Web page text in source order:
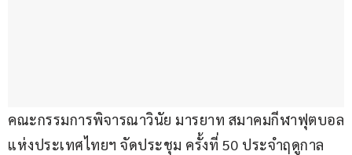
คณะกรรมการพิจารณาวินัย มารยาท สมาคมกีฬาฟุตบอล
แห่งประเทศไทยฯ จัดประชุม ครั้งที่ 50 ประจำฤดูกาล